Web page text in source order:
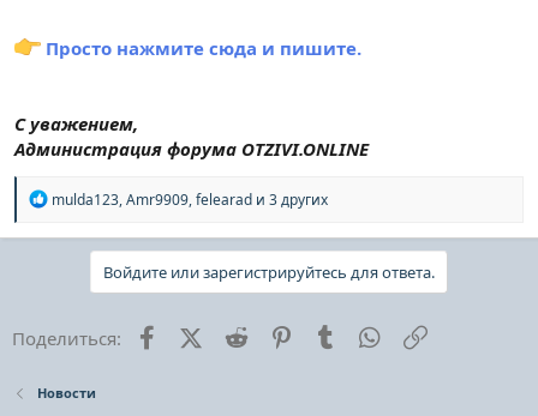
Просто нажмите сюда и пишите.
С уважением,
Администрация форума OTZIVI.ONLINE
Р
а
:
mulda123,Amr9909,felearad и 3 других
Войдите или зарегистрируйтесь для ответа.
Поделиться: FacebookX (Twitter)
Reddit PinterestTumblr WhatsApp
Новости